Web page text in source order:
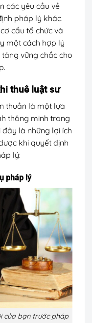
các yêu cầu về
pháp lý khác.
cấu tổ chức và
một cách hợp lý
vững chắc cho
thuê luật sư
thuần là một lựa
thông minh trong
là những lợi ích
khi quyết định
lý:
pháp lý
của bạn trước pháp